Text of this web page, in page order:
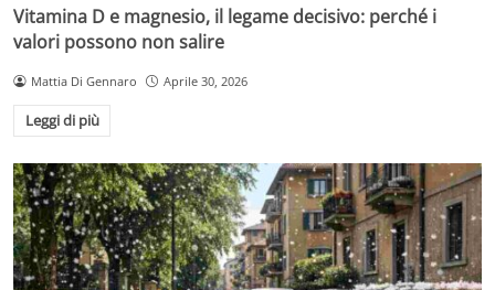
Vitamina D e magnesio, il legame decisivo: perché i
valori possono non salire
Mattia Di Gennaro Aprile 30, 2026
Leggi di più